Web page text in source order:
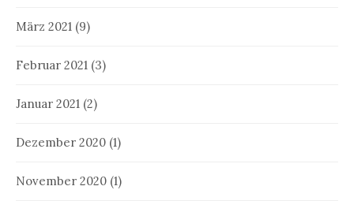
März 2021 (9)
Februar 2021 (3)
Januar 2021 (2)
Dezember 2020 (1)
November 2020 (1)